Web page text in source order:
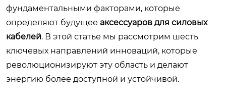
фундаментальными факторами, которые
определяют будущее аксессуаров для силовых
кабелей. В этой статье мы рассмотрим шесть
ключевых направлений инноваций, которые
революционизируют эту область и делают
энергию более доступной и устойчивой.